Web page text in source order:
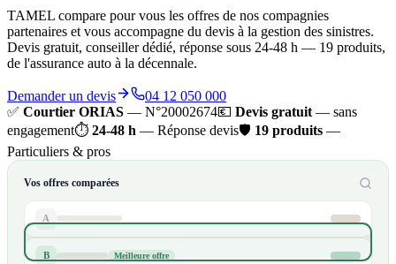
TAMEL compare pour vous les offres de nos compagnies
partenaires et vous accompagne du devis à la gestion des sinistres.
Devis gratuit, conseiller dédié, réponse sous 24-48 h — 19 produits,
de l'assurance auto à la décennale.
Demander un devis
04 12 050 000
✅ Courtier ORIAS — N°20002674💶 Devis gratuit — sans
engagement⏱️ 24-48 h — Réponse devis🛡️ 19 produits —
Particuliers & pros
Vos offres comparées
A
B Meilleure offre